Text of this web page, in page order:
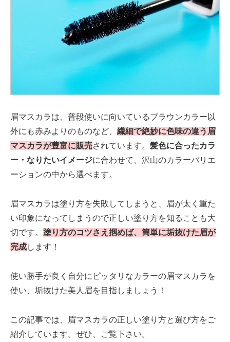
眉マスカラは、普段使いに向いているブラウンカラー以
外にも赤みよりのものなど、 繊細で絶妙に色味の違う眉
マスカラが豊富に販売されています。 髪色に合ったカラ
ー・なりたいイメージに合わせて、沢山のカラーバリエ
ーションの中から選べます。
眉マスカラは塗り方を失敗してしまうと、眉が太く重た
い印象になってしまうので正しい塗り方を知ることも大
切です。 塗り方のコツさえ掴めば、簡単に垢抜けた眉が
完成します！
使い勝手が良く自分にピッタリなカラーの眉マスカラを
使い、垢抜けた美人眉を目指しましょう！
この記事では、眉マスカラの正しい塗り方と選び方をご
紹介しています。ぜひ、ご覧下さい。